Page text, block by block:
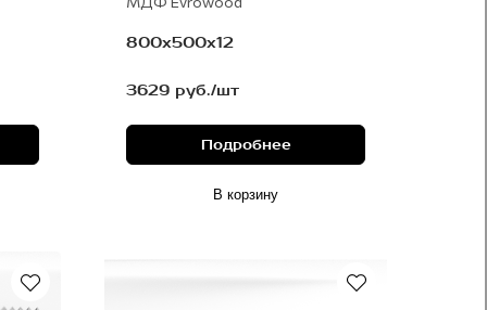
800х500х12
3629 руб./шт
Подробнее
В корзину